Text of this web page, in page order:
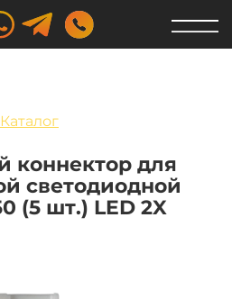
Каталог
коннектор для
светодиодной
(5 шт.) LED 2X